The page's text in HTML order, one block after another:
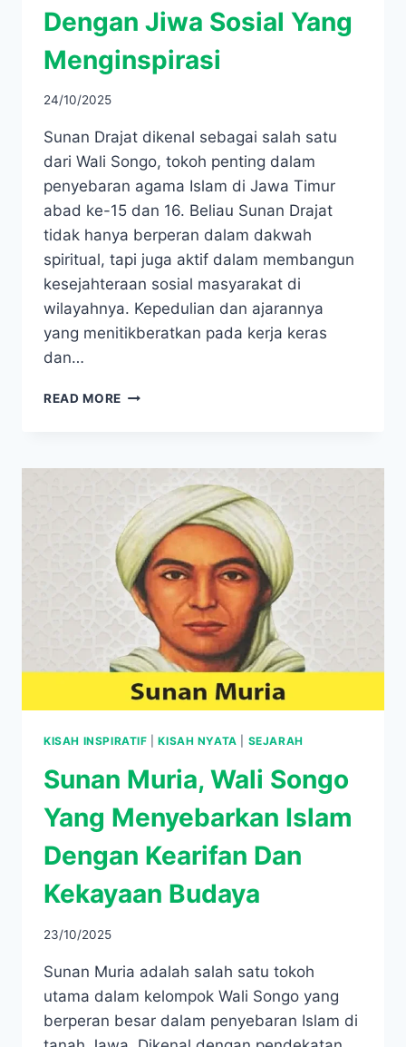
Dengan Jiwa Sosial Yang
Menginspirasi
24/10/2025
Sunan Drajat dikenal sebagai salah satu
dari Wali Songo, tokoh penting dalam
penyebaran agama Islam di Jawa Timur
abad ke-15 dan 16. Beliau Sunan Drajat
tidak hanya berperan dalam dakwah
spiritual, tapi juga aktif dalam membangun
kesejahteraan sosial masyarakat di
wilayahnya. Kepedulian dan ajarannya
yang menitikberatkan pada kerja keras
dan…
READ MORE SUNAN
DENGAN
JIWA
SOSIAL
YANG
MENGINSPIRASI
KISAH INSPIRATIF |KISAH NYATA SEJARAH
Sunan Muria, Wali Songo
Yang Menyebarkan Islam
Dengan Kearifan Dan
Kekayaan Budaya
23/10/2025
Sunan Muria adalah salah satu tokoh
utama dalam kelompok Wali Songo yang
berperan besar dalam penyebaran Islam di